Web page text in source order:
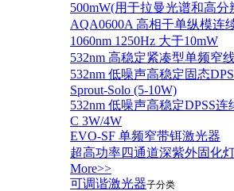
500mW(用于拉曼光谱和高分
AQA0600A 高相干单纵模连
1060nm 1250Hz 大于10mW
532nm 高稳定紧凑型单频窄
532nm 低噪声高稳定固态
Sprout‐Solo (5-10W)
532nm 低噪声高稳定DPSS
C 3W/4W
EVO-SF 单频窄带铒激光器
超高功率四通道深紫外固化
More>>
可调谐激光器子分类